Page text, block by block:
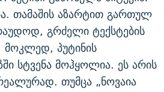
თამაშის აზარტით გართულ
გრძელი ტექსტების
მოკლედ, პუტინის
სტვენა მოჰყოლია. ეს არის
თუმცა „ნოვაია